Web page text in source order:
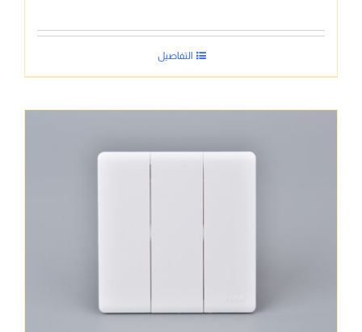
التفاصيل